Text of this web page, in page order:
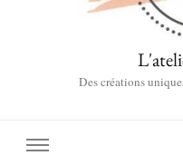
Des créations